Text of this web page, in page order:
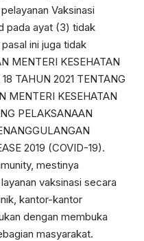
Vaksinasi
pada ayat (3) tidak
ini juga tidak
MENTERI KESEHATAN
TAHUN 2021 TENTANG
MENTERI KESEHATAN
PELAKSANAAN
2019 (COVID-19).
mestinya
vaksinasi secara
kantor-kantor
dengan membuka
masyarakat.